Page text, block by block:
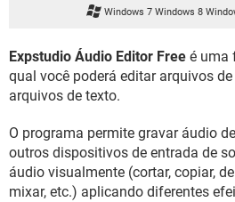
INSTAGRAM
GUIA DE COMPRAS
Windows 7 Windows 8
Expstudio Áudio Editor Free é uma
qual você poderá editar arquivos
arquivos de texto.
O programa permite gravar áudio
outros dispositivos de entrada de
áudio visualmente (cortar, copiar,
mixar, etc.) aplicando diferentes